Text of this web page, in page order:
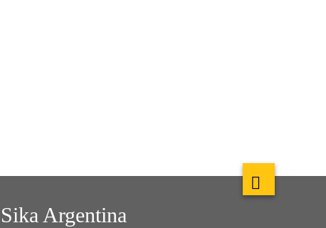
Sika Argentina